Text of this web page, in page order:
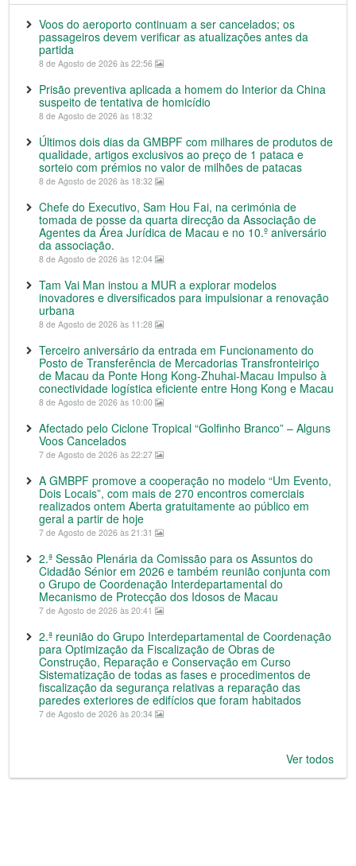
Voos do aeroporto continuam a ser cancelados; os
passageiros devem verificar as atualizações antes da
partida
8 de Agosto de 2026 às 22:56
Prisão preventiva aplicada a homem do Interior da China
suspeito de tentativa de homicídio
8 de Agosto de 2026 às 18:32
Últimos dois dias da GMBPF com milhares de produtos de
qualidade, artigos exclusivos ao preço de 1 pataca e
sorteio com prémios no valor de milhões de patacas
8 de Agosto de 2026 às 18:32
Chefe do Executivo, Sam Hou Fai, na cerimónia de
tomada de posse da quarta direcção da Associação de
Agentes da Área Jurídica de Macau e no 10.º aniversário
da associação.
8 de Agosto de 2026 às 12:04
Tam Vai Man instou a MUR a explorar modelos
inovadores e diversificados para impulsionar a renovação
urbana
8 de Agosto de 2026 às 11:28
Terceiro aniversário da entrada em Funcionamento do
Posto de Transferência de Mercadorias Transfronteiriço
de Macau da Ponte Hong Kong-Zhuhai-Macau Impulso à
conectividade logística eficiente entre Hong Kong e Macau
8 de Agosto de 2026 às 10:00
Afectado pelo Ciclone Tropical “Golfinho Branco” – Alguns
Voos Cancelados
7 de Agosto de 2026 às 22:27
A GMBPF promove a cooperação no modelo “Um Evento,
Dois Locais”, com mais de 270 encontros comerciais
realizados ontem Aberta gratuitamente ao público em
geral a partir de hoje
7 de Agosto de 2026 às 21:31
2.ª Sessão Plenária da Comissão para os Assuntos do
Cidadão Sénior em 2026 e também reunião conjunta com
o Grupo de Coordenação Interdepartamental do
Mecanismo de Protecção dos Idosos de Macau
7 de Agosto de 2026 às 20:41
2.ª reunião do Grupo Interdepartamental de Coordenação
para Optimização da Fiscalização de Obras de
Construção, Reparação e Conservação em Curso
Sistematização de todas as fases e procedimentos de
fiscalização da segurança relativas a reparação das
paredes exteriores de edifícios que foram habitados
7 de Agosto de 2026 às 20:34
Ver todos